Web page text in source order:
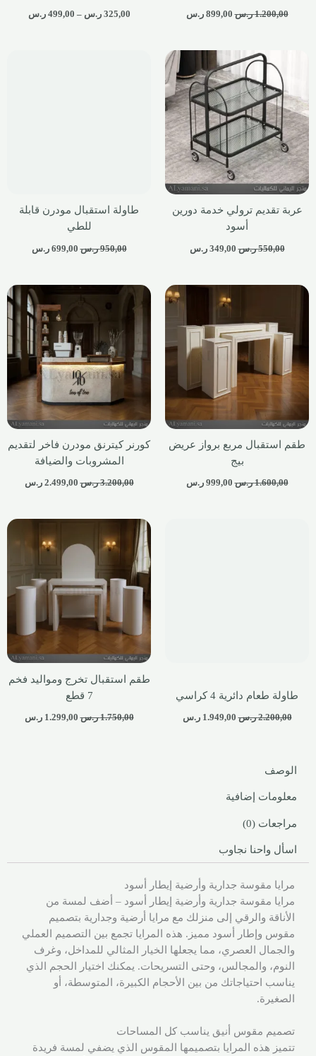
1.200,00 ر.س 899,00 ر.س 325,00 ر.س –
499,00 ر.س
عربة تقديم ترولي خدمة دورين
أسود
550,00 ر.س 349,00 ر.س
طاولة استقبال مودرن قابلة
للطي
950,00 ر.س 699,00 ر.س
طقم استقبال مربع برواز عريض
بيج
1.600,00 ر.س 999,00 ر.س
كورنر كيترنق مودرن فاخر لتقديم
المشروبات والضيافة
3.200,00 ر.س 2.499,00 ر.س
طاولة طعام دائرية 4 كراسي
2.200,00 ر.س 1.949,00 ر.س
طقم استقبال تخرج ومواليد فخم
7 قطع
1.750,00 ر.س 1.299,00 ر.س
الوصف
معلومات إضافية
مراجعات (0)
اسأل واحنا نجاوب
مرايا مقوسة جدارية وأرضية إيطار أسود
مرايا مقوسة جدارية وأرضية إيطار أسود – أضف لمسة من
الأناقة والرقي إلى منزلك مع مرايا أرضية وجدارية بتصميم
مقوس وإطار أسود مميز. هذه المرايا تجمع بين التصميم العملي
والجمال العصري، مما يجعلها الخيار المثالي للمداخل، وغرف
النوم، والمجالس، وحتى التسريحات. يمكنك اختيار الحجم الذي
يناسب احتياجاتك من بين الأحجام الكبيرة، المتوسطة، أو
الصغيرة.
تصميم مقوس أنيق يناسب كل المساحات
تتميز هذه المرايا بتصميمها المقوس الذي يضفي لمسة فريدة